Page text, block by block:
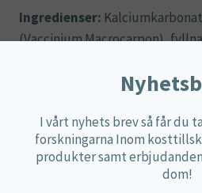
Ingredienser:
(Vaccinium Macrocarpon),
(geleringsmedel:
klumpförebyggande medel
magnesiumsalter av
cellulosagummi.
I vårt nyhets brev så får du
forskningarna Inom
produkter samt
dom!